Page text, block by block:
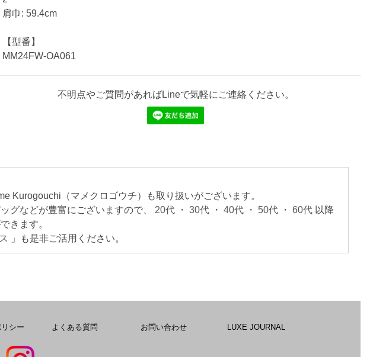
肩巾: 59.4cm
【型番】
MM24FW-OA061
不明点やご質問があればLineで気軽にご連絡ください。
Kurogouchi（マメクロゴウチ）も取り扱いがございます。
グなどが豊富にございますので、 20代 ・ 30代 ・ 40代 ・ 50代 ・ 60代 以降
きます。
」も是非ご活用ください。
シー よくある質問 お問い合わせ LUXE JOURNAL